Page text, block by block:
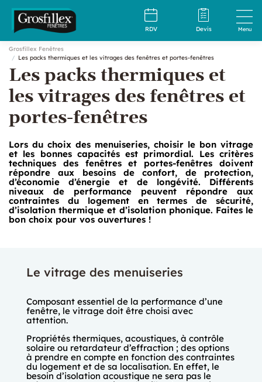
RDV Devis Menu
Grosfillex Fenêtres
Les packs thermiques et les vitrages des fenêtres et portes-fenêtres
Les packs thermiques et
les vitrages des fenêtres et
portes-fenêtres
Lors du choix des menuiseries, choisir le bon vitrage
et les bonnes capacités est primordial. Les critères
techniques des fenêtres et portes-fenêtres doivent
répondre aux besoins de confort, de protection,
d’économie d’énergie et de longévité. Différents
niveaux de performance peuvent répondre aux
contraintes du logement en termes de sécurité,
d’isolation thermique et d’isolation phonique. Faites le
bon choix pour vos ouvertures !
Le vitrage des menuiseries
Composant essentiel de la performance d’une
fenêtre, le vitrage doit être choisi avec
attention.
Propriétés thermiques, acoustiques, à contrôle
solaire ou retardateur d’effraction ; des options
à prendre en compte en fonction des contraintes
du logement et de sa localisation. En effet, le
besoin d’isolation acoustique ne sera pas le